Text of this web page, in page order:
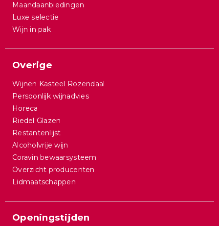
Maandaanbiedingen
Luxe selectie
Wijn in pak
Overige
Wijnen Kasteel Rozendaal
Persoonlijk wijnadvies
Horeca
Riedel Glazen
Restantenlijst
Alcoholvrije wijn
Coravin bewaarsysteem
Overzicht producenten
Lidmaatschappen
Openingstijden